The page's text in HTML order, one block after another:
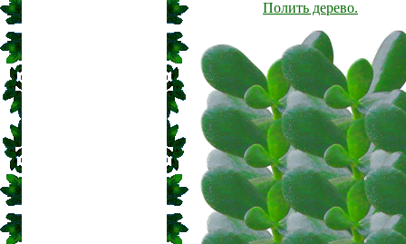
Полить дерево.